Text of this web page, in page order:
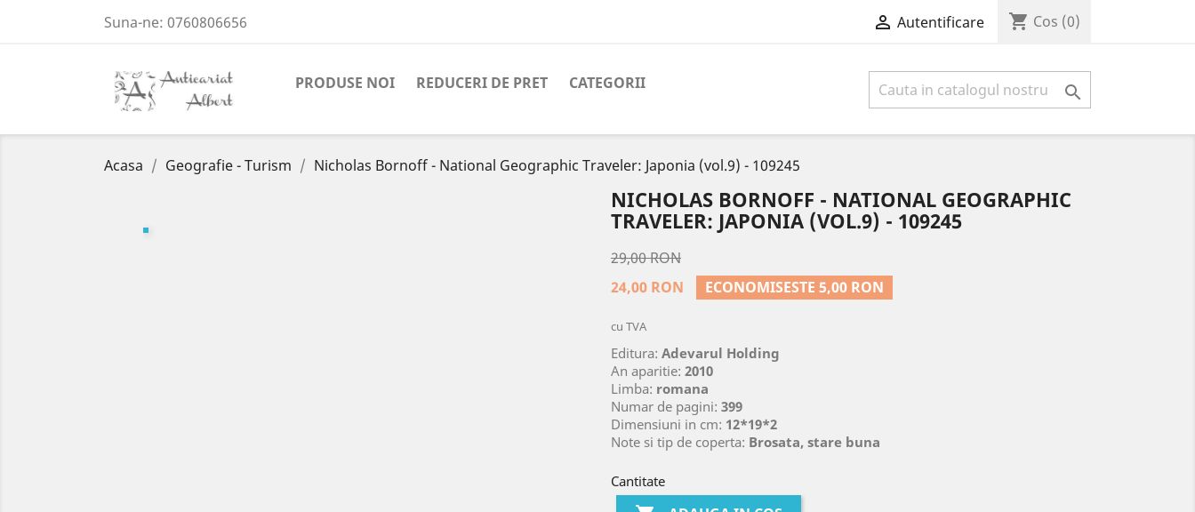
Suna-ne: 0760806656  Autentificare shopping_cart Cos (0)
PRODUSE NOI REDUCERI DE PRET CATEGORII 
Acasa Geografie - Turism Nicholas Bornoff - National Geographic Traveler: Japonia (vol.9) - 109245
NICHOLAS BORNOFF - NATIONAL GEOGRAPHIC
TRAVELER: JAPONIA (VOL.9) - 109245
29,00 RON
24,00 RON
ECONOMISESTE 5,00 RON
cu TVA
Editura: Adevarul Holding
An aparitie: 2010
Limba: romana
Numar de pagini: 399
Dimensiuni in cm: 12*19*2
Note si tip de coperta: Brosata, stare buna
Cantitate